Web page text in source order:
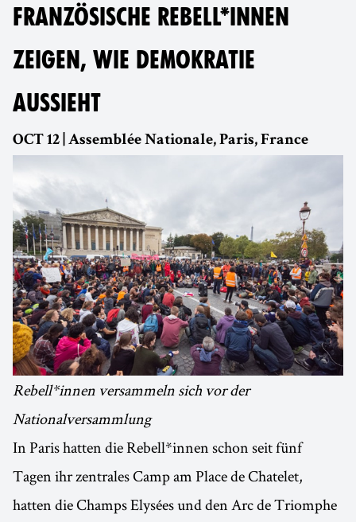
FRANZÖSISCHE REBELL*INNEN
ZEIGEN, WIE DEMOKRATIE
AUSSIEHT
OCT 12 | Assemblée Nationale, Paris, France
Rebell*innen versammeln sich vor der
Nationalversammlung
In Paris hatten die Rebell*innen schon seit fünf
Tagen ihr zentrales Camp am Place de Chatelet,
hatten die Champs Elysées und den Arc de Triomphe